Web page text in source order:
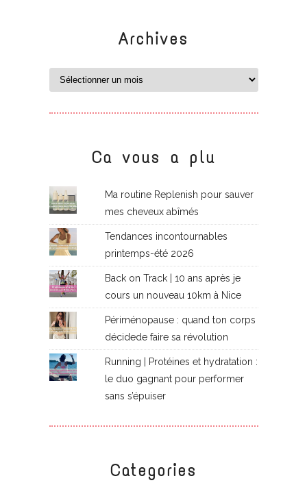
Archives
Ca vous a plu
Ma routine Replenish pour sauver
mes cheveux abîmés
Tendances incontournables
printemps-été 2026
Back on Track | 10 ans après je
cours un nouveau 10km à Nice
Périménopause : quand ton corps
décidede faire sa révolution
Running | Protéines et hydratation :
le duo gagnant pour performer
sans s’épuiser
Categories